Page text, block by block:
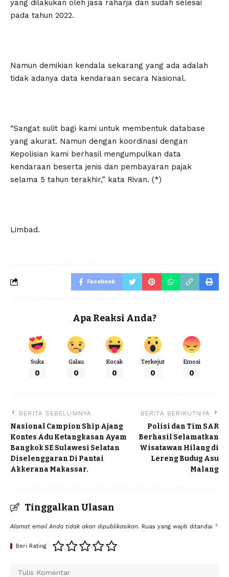
yang dilakukan oleh jasa raharja dan sudah selesai
pada tahun 2022.
Namun demikian kendala sekarang yang ada adalah
tidak adanya data kendaraan secara Nasional.
“Sangat sulit bagi kami untuk membentuk database
yang akurat. Namun dengan koordinasi dengan
Kepolisian kami berhasil mengumpulkan data
kendaraan beserta jenis dan pembayaran pajak
selama 5 tahun terakhir,” kata Rivan. (*)
Limbad.
Facebook
Apa Reaksi Anda?
Suka
0
Galau
0
Kocak
0
Terkejut
0
Emosi
0
BERITA SEBELUMNYA
Nasional Campion Ship Ajang
Kontes Adu Ketangkasan Ayam
Bangkok SE Sulawesi Selatan
Diselenggaran Di Pantai
Akkerana Makassar.
BERITA BERIKUTNYA
Polisi dan Tim SAR
Berhasil Selamatkan
Wisatawan Hilang di
Lereng Budug Asu
Malang
Tinggalkan Ulasan
Alamat email Anda tidak akan dipublikasikan. Ruas yang wajib ditandai *
Beri Rating